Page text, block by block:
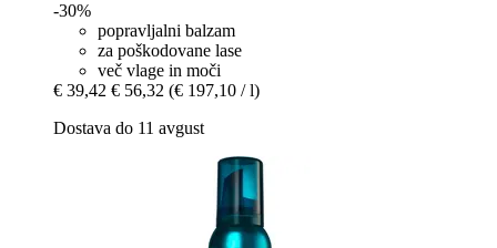
-30%
popravljalni balzam
za poškodovane lase
več vlage in moči
€ 39,42 € 56,32 (€ 197,10 / l)
Dostava do 11 avgust